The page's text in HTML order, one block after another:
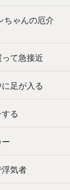
ゃんの厄介
て急接近
足が入る
る
気者